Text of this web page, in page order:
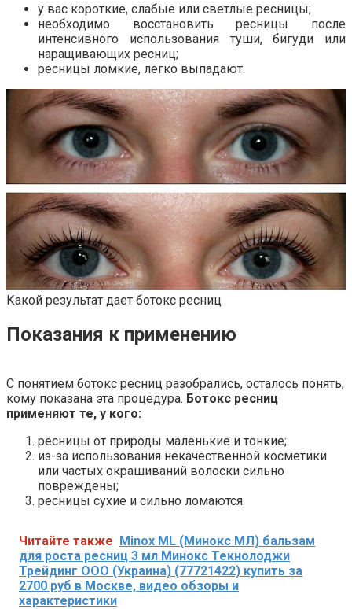
у вас короткие, слабые или светлые ресницы;
необходимо восстановить ресницы после
интенсивного использования туши, бигуди или
наращивающих ресниц;
ресницы ломкие, легко выпадают.
Какой результат дает ботокс ресниц
Показания к применению
С понятием ботокс ресниц разобрались, осталось понять,
кому показана эта процедура. Ботокс ресниц
применяют те, у кого:
ресницы от природы маленькие и тонкие;
из-за использования некачественной косметики
или частых окрашиваний волоски сильно
повреждены;
ресницы сухие и сильно ломаются.
Читайте также Minox ML (Минокс МЛ) бальзам
для роста ресниц 3 мл Минокс Текнолоджи
Трейдинг ООО (Украина) (77721422) купить за
2700 руб в Москве, видео обзоры и
характеристики